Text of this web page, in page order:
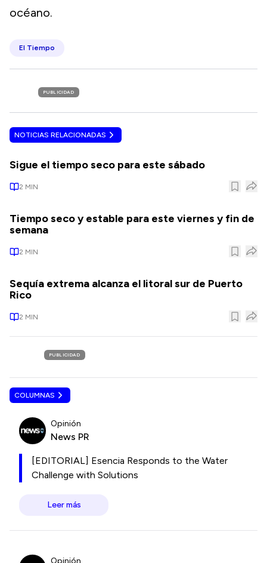
océano.
El Tiempo
PUBLICIDAD
NOTICIAS RELACIONADAS
Sigue el tiempo seco para este sábado
2 MIN
Tiempo seco y estable para este viernes y fin de
semana
2 MIN
Sequía extrema alcanza el litoral sur de Puerto
Rico
2 MIN
PUBLICIDAD
COLUMNAS
Opinión
News PR
[EDITORIAL] Esencia Responds to the Water
Challenge with Solutions
Leer más
Opinión